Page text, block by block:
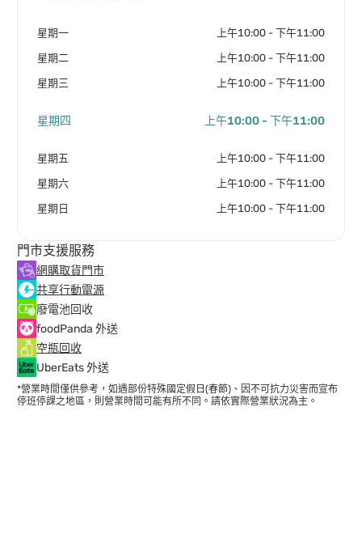
星期一 上午10:00 - 下午11:00
星期二 上午10:00 - 下午11:00
星期三 上午10:00 - 下午11:00
星期四 上午10:00 - 下午11:00
星期五 上午10:00 - 下午11:00
星期六 上午10:00 - 下午11:00
星期日 上午10:00 - 下午11:00
門市支援服務
網購取貨門市
共享行動電源
廢電池回收
foodPanda 外送
空瓶回收
UberEats 外送
*營業時間僅供參考，如遇部份特殊國定假日(春節)、因不可抗力災害而宣布
停班停課之地區，則營業時間可能有所不同。請依實際營業狀況為主。